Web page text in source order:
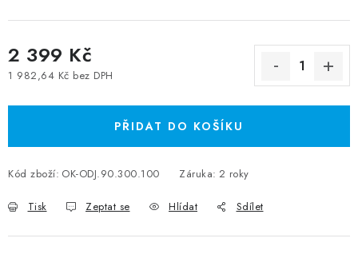
2 399 Kč
1 982,64 Kč bez DPH
PŘIDAT DO KOŠÍKU
Kód zboží: OK-ODJ.90.300.100 Záruka: 2 roky
Tisk Zeptat se Hlídat Sdílet